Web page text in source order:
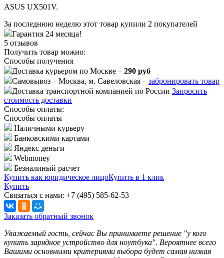
ASUS UX501V.
За последнюю неделю этот товар купили 2 покупателей
Гарантия 24 месяца!
5 отзывов
Получить товар можно:
Способы получения
Доставка курьером по Москве – 290 руб
Самовывоз – Москва, м. Савеловская – забронировать товар
Доставка транспортной компанией по России Запросить
стоимость доставки
Способы оплаты:
Способы оплаты
Наличными курьеру
Банковскими картами
Яндекс деньги
Webmoney
Безналиный расчет
Купить как юридическое лицоКупить в 1 клик
Купить
Связаться с нами: +7 (495) 585-62-53
Заказать обратный звонок
Уважаемый гость, сейчас Вы принимаете решение "у кого
купить зарядное устройство для ноутбука". Вероятнее всего
Вашими основными критериями выбора будет самая низкая